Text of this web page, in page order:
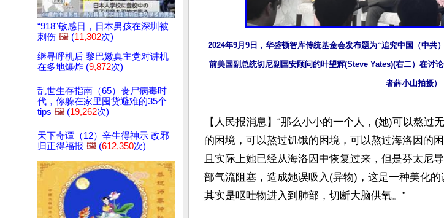
“918”敏感日，日本男孩在深圳被
刺伤 🖼️ (11,302次)
继寻呼机后 黎巴嫩真主党对讲机
在多地爆炸 (9,872次)
乱世生存指南（65）丧尸病毒时
代，你躲在家里囤货避难的35个
tips 🖼️ (19,262次)
天下奇谭（12）辛生得神示 改邪
归正得福报 🖼️ (612,350次)
2024年9月9日，华盛顿智库传统基金会发布题为“追究中国（中共
前美国副总统切尼副国安顾问的叶望辉(Steve Yates)(右二）在讨
者薛小山拍摄）
【人民报消息】“那么小小的一个人，(她)可以熬过
的困境，可以熬过饥饿的困境，可以熬过海洛因的
且实际上她已经从海洛因中恢复过来，但是芬太尼
部气流阻塞，造成她误吸入(异物)，这是一种美化的
其实是呕吐物进入到肺部，切断大脑供氧。”